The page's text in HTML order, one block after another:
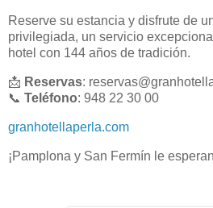
Reserve su estancia y disfrute de
privilegiada, un servicio
hotel con 144 años de tradición.
📩 Reservas:
📞 Teléfono: 948 22 30 00
granhotellaperla.com
¡Pamplona y San Fermín le